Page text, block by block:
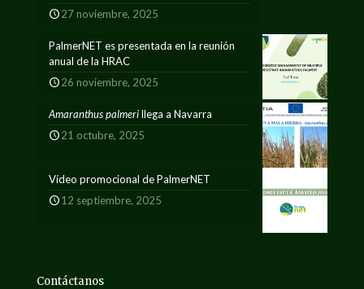
27 noviembre, 2025
PalmerNET es presentada en la reunión
anual de la HRAC
26 noviembre, 2025
Amaranthus palmerillega a Navarra
21 octubre, 2025
Vídeo promocional de PalmerNET
12 septiembre, 2025
Contáctanos